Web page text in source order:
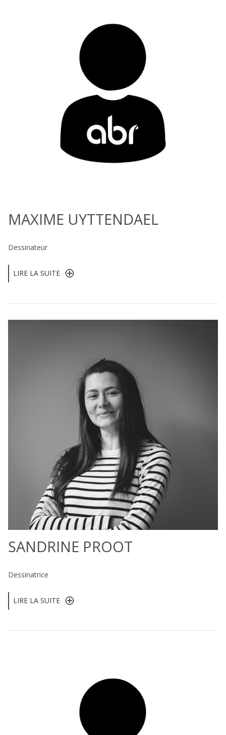
MAXIME UYTTENDAEL
Dessinateur
LIRE LA SUITE
SANDRINE PROOT
Dessinatrice
LIRE LA SUITE